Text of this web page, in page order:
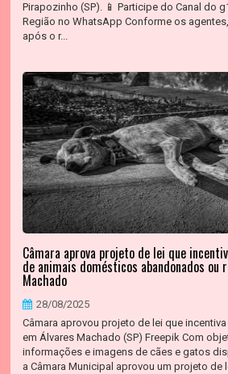
Pirapozinho (SP). 📱 Participe do Canal do
Região no WhatsApp Conforme os
após o r...
Câmara aprova projeto de lei que
de animais domésticos abandonados ou
Machado
28/08/2025
Câmara aprovou projeto de lei que
em Álvares Machado (SP) Freepik Com
informações e imagens de cães e gatos
a Câmara Municipal aprovou um projeto de